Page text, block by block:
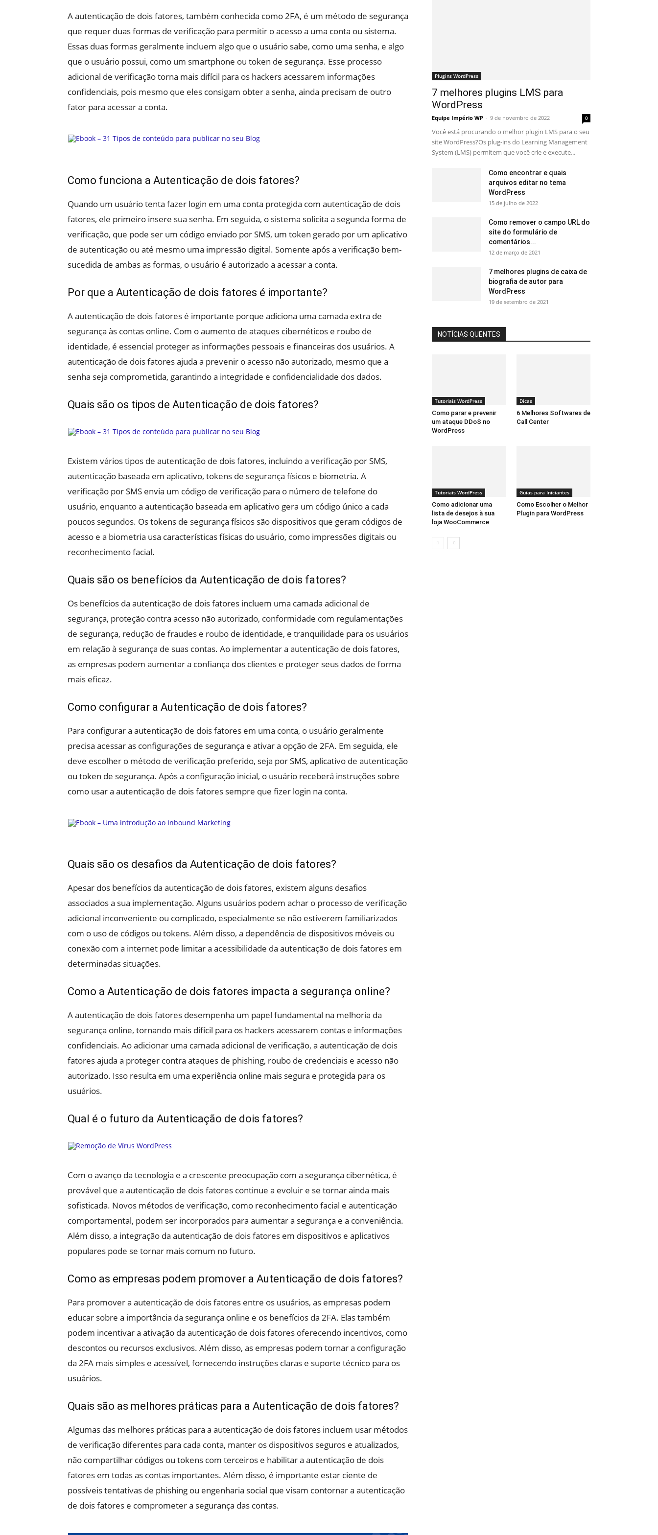
A autenticação de dois fatores, também conhecida como 2FA, é um método de segurança
que requer duas formas de verificação para permitir o acesso a uma conta ou sistema.
Essas duas formas geralmente incluem algo que o usuário sabe, como uma senha, e algo
que o usuário possui, como um smartphone ou token de segurança. Esse processo
adicional de verificação torna mais difícil para os hackers acessarem informações
confidenciais, pois mesmo que eles consigam obter a senha, ainda precisam de outro
fator para acessar a conta.
Como funciona a Autenticação de dois fatores?
Quando um usuário tenta fazer login em uma conta protegida com autenticação de dois
fatores, ele primeiro insere sua senha. Em seguida, o sistema solicita a segunda forma de
verificação, que pode ser um código enviado por SMS, um token gerado por um aplicativo
de autenticação ou até mesmo uma impressão digital. Somente após a verificação bem-
sucedida de ambas as formas, o usuário é autorizado a acessar a conta.
Por que a Autenticação de dois fatores é importante?
A autenticação de dois fatores é importante porque adiciona uma camada extra de
segurança às contas online. Com o aumento de ataques cibernéticos e roubo de
identidade, é essencial proteger as informações pessoais e financeiras dos usuários. A
autenticação de dois fatores ajuda a prevenir o acesso não autorizado, mesmo que a
senha seja comprometida, garantindo a integridade e confidencialidade dos dados.
Quais são os tipos de Autenticação de dois fatores?
Existem vários tipos de autenticação de dois fatores, incluindo a verificação por SMS,
autenticação baseada em aplicativo, tokens de segurança físicos e biometria. A
verificação por SMS envia um código de verificação para o número de telefone do
usuário, enquanto a autenticação baseada em aplicativo gera um código único a cada
poucos segundos. Os tokens de segurança físicos são dispositivos que geram códigos de
acesso e a biometria usa características físicas do usuário, como impressões digitais ou
reconhecimento facial.
Quais são os benefícios da Autenticação de dois fatores?
Os benefícios da autenticação de dois fatores incluem uma camada adicional de
segurança, proteção contra acesso não autorizado, conformidade com regulamentações
de segurança, redução de fraudes e roubo de identidade, e tranquilidade para os usuários
em relação à segurança de suas contas. Ao implementar a autenticação de dois fatores,
as empresas podem aumentar a confiança dos clientes e proteger seus dados de forma
mais eficaz.
Como configurar a Autenticação de dois fatores?
Para configurar a autenticação de dois fatores em uma conta, o usuário geralmente
precisa acessar as configurações de segurança e ativar a opção de 2FA. Em seguida, ele
deve escolher o método de verificação preferido, seja por SMS, aplicativo de autenticação
ou token de segurança. Após a configuração inicial, o usuário receberá instruções sobre
como usar a autenticação de dois fatores sempre que fizer login na conta.
Quais são os desafios da Autenticação de dois fatores?
Apesar dos benefícios da autenticação de dois fatores, existem alguns desafios
associados a sua implementação. Alguns usuários podem achar o processo de verificação
adicional inconveniente ou complicado, especialmente se não estiverem familiarizados
com o uso de códigos ou tokens. Além disso, a dependência de dispositivos móveis ou
conexão com a internet pode limitar a acessibilidade da autenticação de dois fatores em
determinadas situações.
Como a Autenticação de dois fatores impacta a segurança online?
A autenticação de dois fatores desempenha um papel fundamental na melhoria da
segurança online, tornando mais difícil para os hackers acessarem contas e informações
confidenciais. Ao adicionar uma camada adicional de verificação, a autenticação de dois
fatores ajuda a proteger contra ataques de phishing, roubo de credenciais e acesso não
autorizado. Isso resulta em uma experiência online mais segura e protegida para os
usuários.
Qual é o futuro da Autenticação de dois fatores?
Com o avanço da tecnologia e a crescente preocupação com a segurança cibernética, é
provável que a autenticação de dois fatores continue a evoluir e se tornar ainda mais
sofisticada. Novos métodos de verificação, como reconhecimento facial e autenticação
comportamental, podem ser incorporados para aumentar a segurança e a conveniência.
Além disso, a integração da autenticação de dois fatores em dispositivos e aplicativos
populares pode se tornar mais comum no futuro.
Como as empresas podem promover a Autenticação de dois fatores?
Para promover a autenticação de dois fatores entre os usuários, as empresas podem
educar sobre a importância da segurança online e os benefícios da 2FA. Elas também
podem incentivar a ativação da autenticação de dois fatores oferecendo incentivos, como
descontos ou recursos exclusivos. Além disso, as empresas podem tornar a configuração
da 2FA mais simples e acessível, fornecendo instruções claras e suporte técnico para os
usuários.
Quais são as melhores práticas para a Autenticação de dois fatores?
Algumas das melhores práticas para a autenticação de dois fatores incluem usar métodos
de verificação diferentes para cada conta, manter os dispositivos seguros e atualizados,
não compartilhar códigos ou tokens com terceiros e habilitar a autenticação de dois
fatores em todas as contas importantes. Além disso, é importante estar ciente de
possíveis tentativas de phishing ou engenharia social que visam contornar a autenticação
de dois fatores e comprometer a segurança das contas.
Plugins WordPress
7 melhores plugins LMS para
WordPress
Equipe Império WP - 9 de novembro de 2022 0
Você está procurando o melhor plugin LMS para o seu
site WordPress?Os plug-ins do Learning Management
System (LMS) permitem que você crie e execute...
Como encontrar e quais
arquivos editar no tema
WordPress
15 de julho de 2022
Como remover o campo URL do
site do formulário de
comentários...
12 de março de 2021
7 melhores plugins de caixa de
biografia de autor para
WordPress
19 de setembro de 2021
NOTÍCIAS QUENTES
Tutoriais WordPress
Como parar e prevenir
um ataque DDoS no
WordPress
Dicas
6 Melhores Softwares de
Call Center
Tutoriais WordPress
Como adicionar uma
lista de desejos à sua
loja WooCommerce
Guias para Iniciantes
Como Escolher o Melhor
Plugin para WordPress